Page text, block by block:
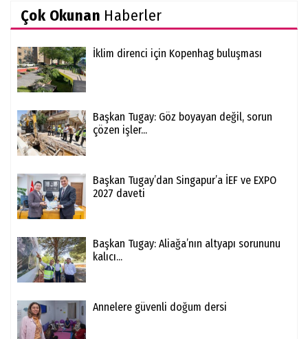
Çok Okunan Haberler
İklim direnci için Kopenhag buluşması
Başkan Tugay: Göz boyayan değil, sorun
çözen işler...
Başkan Tugay’dan Singapur’a İEF ve EXPO
2027 daveti
Başkan Tugay: Aliağa’nın altyapı sorununu
kalıcı...
Annelere güvenli doğum dersi